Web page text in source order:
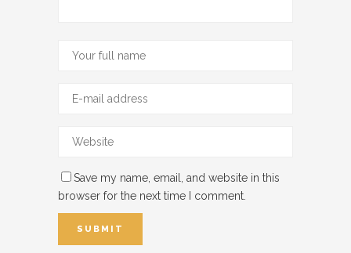
Save my name, email, and website in this
browser for the next time I comment.